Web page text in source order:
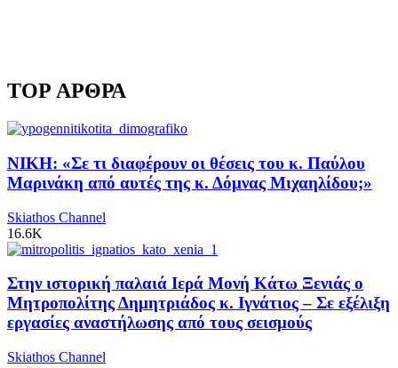
TOP ΑΡΘΡΑ
ΝΙΚΗ: «Σε τι διαφέρουν οι θέσεις του κ. Παύλου
Μαρινάκη από αυτές της κ. Δόμνας Μιχαηλίδου;»
Skiathos Channel
16.6K
Στην ιστορική παλαιά Ιερά Μονή Κάτω Ξενιάς ο
Μητροπολίτης Δημητριάδος κ. Ιγνάτιος – Σε εξέλιξη
εργασίες αναστήλωσης από τους σεισμούς
Skiathos Channel